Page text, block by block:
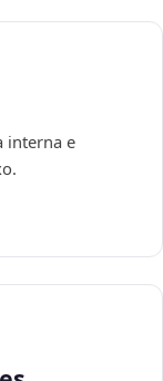
interna e